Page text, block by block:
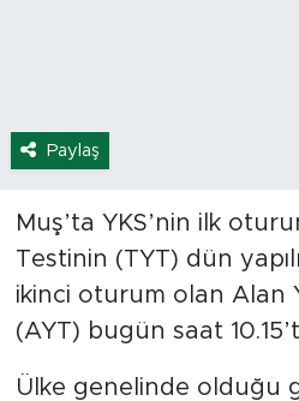
Paylaş
Muş’ta YKS’nin ilk
Testinin (TYT) dün
ikinci oturum olan Alan
(AYT) bugün saat
Ülke genelinde olduğu
Bingöl Kaza Haberleri